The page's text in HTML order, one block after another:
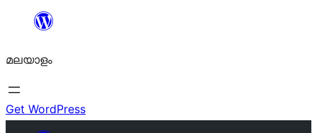
ഉള്ളടക്കത്തിലേക്ക്
മലയാളം
Get WordPress